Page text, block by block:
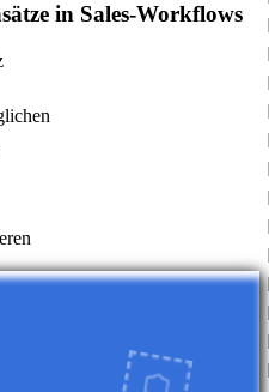
in Sales-Workflows